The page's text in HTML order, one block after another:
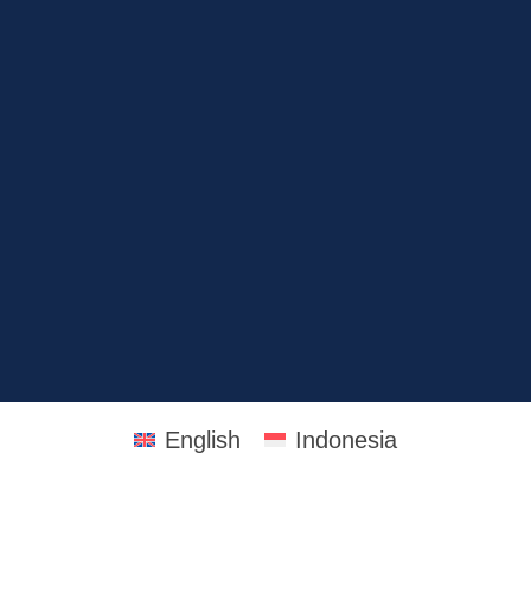
English Indonesia